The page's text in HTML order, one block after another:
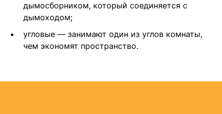
дымосборником, который соединяется с
дымоходом;
угловые — занимают один из углов комнаты,
чем экономят пространство.